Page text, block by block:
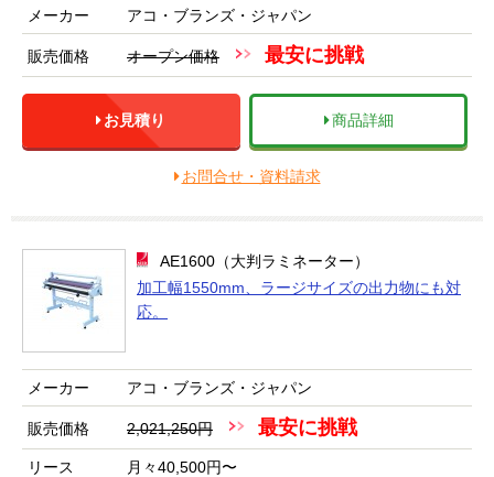
メーカー アコ・ブランズ・ジャパン
販売価格 オープン価格 最安に挑戦
お見積り 商品詳細
お問合せ・資料請求
AE1600（大判ラミネーター）
加工幅1550mm、ラージサイズの出力物にも対
応。
メーカー アコ・ブランズ・ジャパン
販売価格 2,021,250円 最安に挑戦
リース 月々40,500円〜